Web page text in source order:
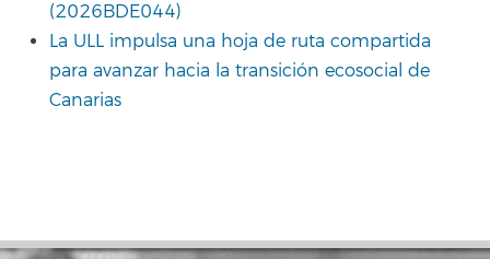
(2026BDE044)
La ULL impulsa una hoja de ruta compartida
para avanzar hacia la transición ecosocial de
Canarias